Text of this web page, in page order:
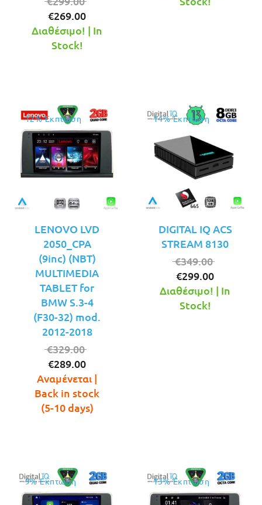
was:
€269.00
τρέχουσα
Διαθέσιμο! | In
Stock!
12% Έκπτωση
LENOVO LVD
2050_CPA
(9inc) (NBT)
MULTIMEDIA
TABLET for
BMW S.3-4
(F30-32) mod.
2012-2018
€329.00
was:
€329.00.
€289.00
τρέχουσα
τιμή
είναι:
Αναμένεται |
Back in stock
(5-10 days)
14% Έκπτωση
DIGITAL IQ ACS
STREAM 8130
€349.00
was:
€299.00
τρέχουσα
Διαθέσιμο! | In
Stock!
9% Έκπτωση 13% Έκπτωση